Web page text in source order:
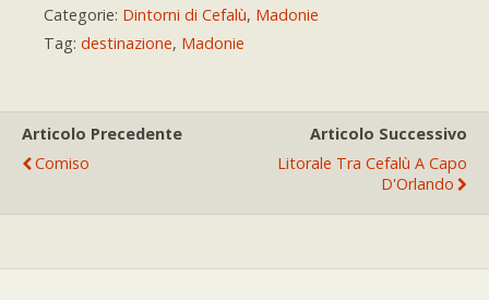
Categorie: Dintorni di Cefalù, Madonie
Tag: destinazione, Madonie
Articolo Precedente
Comiso
Articolo Successivo
Litorale Tra Cefalù A Capo
D'Orlando